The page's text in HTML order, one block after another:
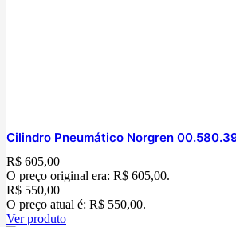
Cilindro Pneumático Norgren
R$605,00
O preço original era: R$ 605,00.
R$ 550,00
O preço atual é: R$ 550,00.
Ver produto